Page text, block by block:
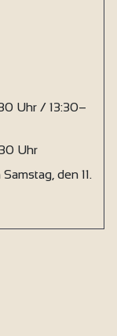
Uhr / 13:30–
Uhr
den 11.